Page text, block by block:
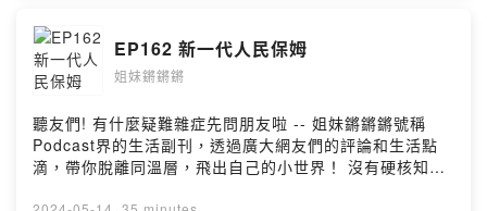
Facebook| https://www.facebook.com/kiangsis
Instagram| https://www.instagram.com/kiang_sis --
Hosting provided by SoundOn
EP162 新一代人民保姆
姐妹鏘鏘鏘
聽友們! 有什麼疑難雜症先問朋友啦 -- 姐妹鏘鏘鏘號稱
Podcast界的生活副刊，透過廣大網友們的評論和生活點
滴，帶你脫離同溫層，飛出自己的小世界！ 沒有硬核知識